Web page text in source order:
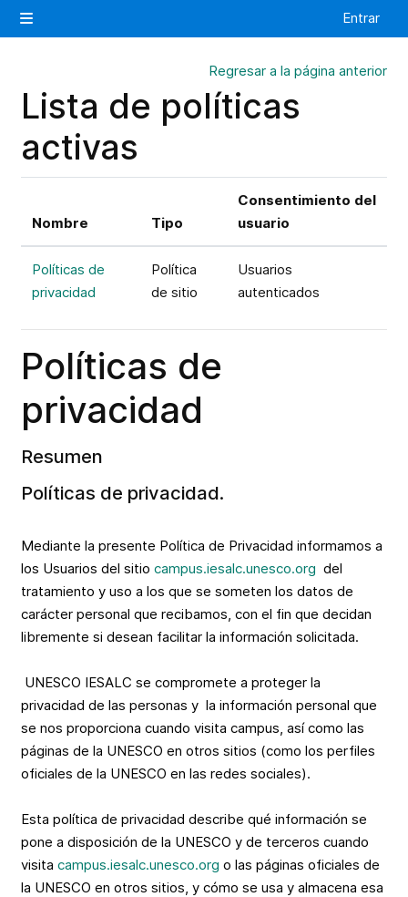
Entrar
Regresar a la página anterior
Lista de políticas
activas
Nombre Tipo
Consentimiento del
usuario
Políticas de
privacidad
Política
de sitio
Usuarios
autenticados
Políticas de
privacidad
Resumen
Políticas de privacidad.
Mediante la presente Política de Privacidad informamos a
los Usuarios del sitio campus.iesalc.unesco.org del
tratamiento y uso a los que se someten los datos de
carácter personal que recibamos, con el fin que decidan
libremente si desean facilitar la información solicitada.
UNESCO IESALC se compromete a proteger la
privacidad de las personas y la información personal que
se nos proporciona cuando visita campus, así como las
páginas de la UNESCO en otros sitios (como los perfiles
oficiales de la UNESCO en las redes sociales).
Esta política de privacidad describe qué información se
pone a disposición de la UNESCO y de terceros cuando
visita campus.iesalc.unesco.org o las páginas oficiales de
la UNESCO en otros sitios, y cómo se usa y almacena esa